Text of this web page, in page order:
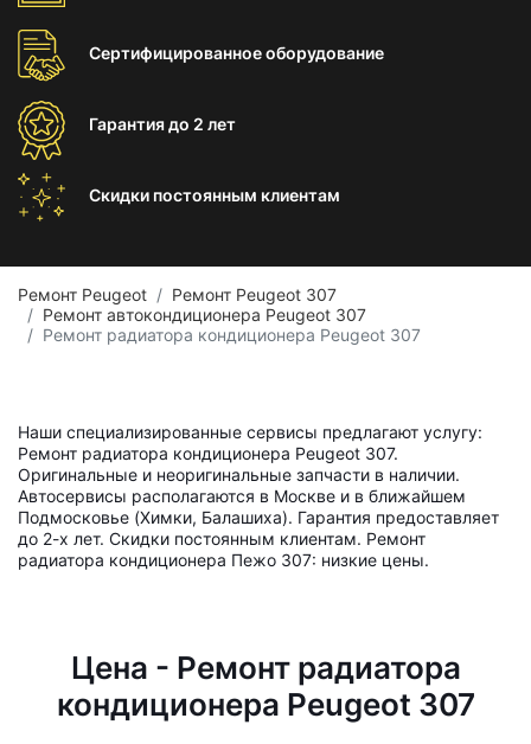
Сертифицированноеоборудование
Гарантиядо 2 лет
Скидки постоянным клиентам
Ремонт Peugeot
Ремонт Peugeot 307
Ремонт автокондиционера Peugeot 307
Ремонт радиатора кондиционера Peugeot 307
Наши специализированные сервисы предлагают услугу:
Ремонт радиатора кондиционера Peugeot 307.
Оригинальные и неоригинальные запчасти в наличии.
Автосервисы располагаются в Москве и в ближайшем
Подмосковье (Химки, Балашиха). Гарантия предоставляет
до 2-х лет. Скидки постоянным клиентам. Ремонт
радиатора кондиционера Пежо 307: низкие цены.
Цена - Ремонт радиатора
кондиционера Peugeot 307